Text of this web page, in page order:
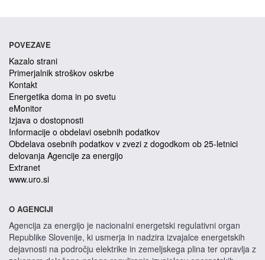
POVEZAVE
Kazalo strani
Primerjalnik stroškov oskrbe
Kontakt
Energetika doma in po svetu
eMonitor
Izjava o dostopnosti
Informacije o obdelavi osebnih podatkov
Obdelava osebnih podatkov v zvezi z dogodkom ob 25-letnici
delovanja Agencije za energijo
Extranet
www.uro.si
O AGENCIJI
Agencija za energijo je nacionalni energetski regulativni organ
Republike Slovenije, ki usmerja in nadzira izvajalce energetskih
dejavnosti na področju elektrike in zemeljskega plina ter opravlja z